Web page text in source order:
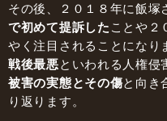
その後、２０１８年に飯塚
で初めて提訴した ことや ２
やく注目されることになり
戦後最悪といわれる人権侵
被害の実態とその傷と向き
り返ります。